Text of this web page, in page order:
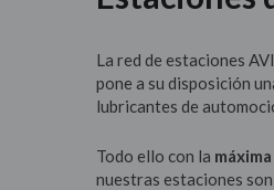
La red de estaciones
pone a su disposición
lubricantes de
Todo ello con la
nuestras estaciones